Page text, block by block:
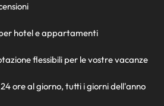
hotel e appartamenti
flessibili per le vostre vacanze
ore al giorno, tutti i giorni dell'anno